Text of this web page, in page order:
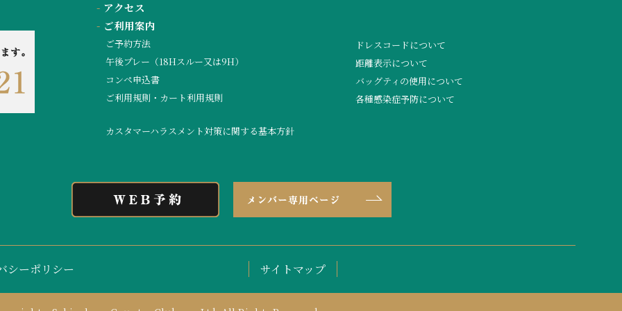
- アクセス
- ご利用案内
ご予約方法
午後プレー（18Hスルー又は9H）
コンペ申込書
ご利用規則・カート利用規則
ドレスコードについて
距離表示について
バッグティの使用について
各種感染症予防について
カスタマーハラスメント対策に関する基本方針
シーポリシー サイトマップ